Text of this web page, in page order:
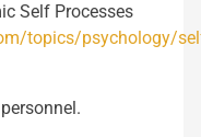
Self Processes
topics/psychology/